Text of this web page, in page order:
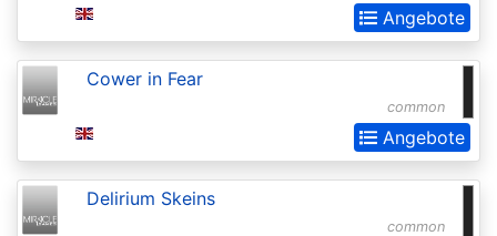
Adventures
in
the
Forgotten
Realms
Adventures
in
Angebote
common
Cower in Fear
Angebote
common
Delirium Skeins